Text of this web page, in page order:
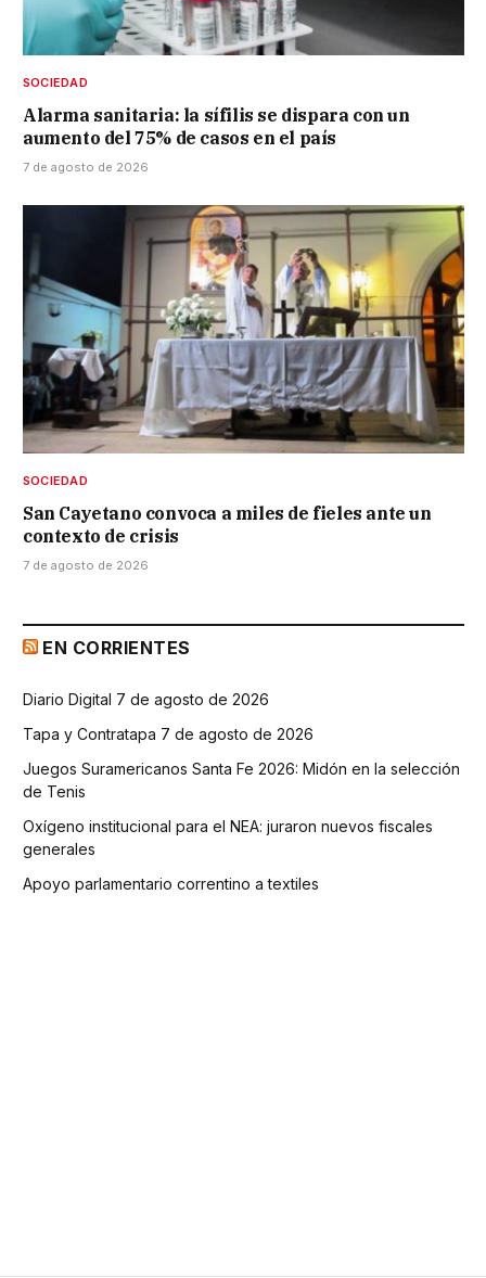
SOCIEDAD
Alarma sanitaria: la sífilis se dispara con un
aumento del 75% de casos en el país
7 de agosto de 2026
SOCIEDAD
San Cayetano convoca a miles de fieles ante un
contexto de crisis
7 de agosto de 2026
EN CORRIENTES
Diario Digital 7 de agosto de 2026
Tapa y Contratapa 7 de agosto de 2026
Juegos Suramericanos Santa Fe 2026: Midón en la selección
de Tenis
Oxígeno institucional para el NEA: juraron nuevos fiscales
generales
Apoyo parlamentario correntino a textiles